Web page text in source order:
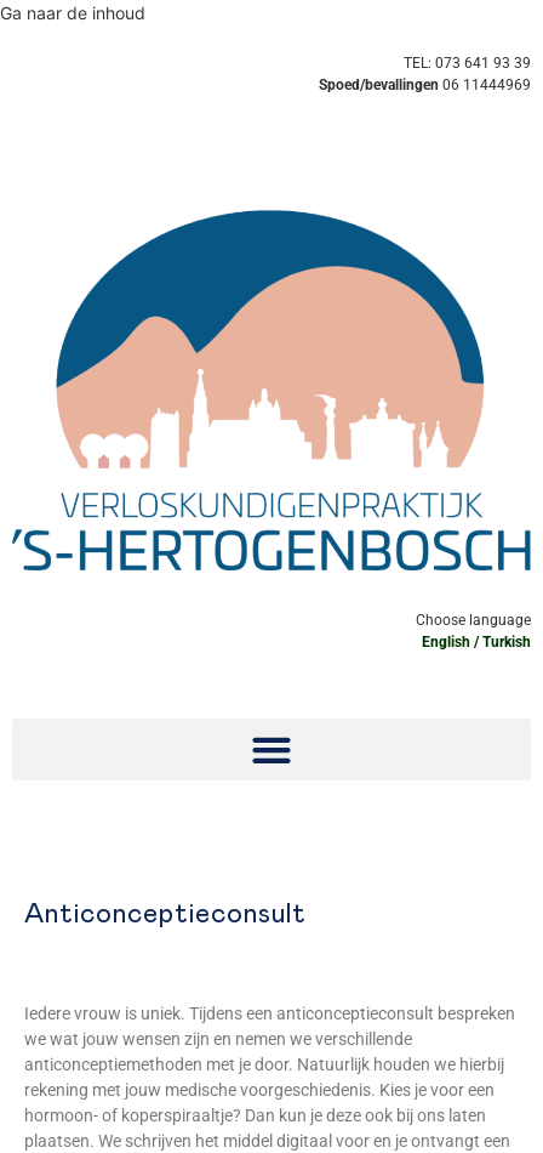
Ga naar de inhoud
TEL: 073 641 93 39
Spoed/bevallingen 06 11444969
Choose language
English /Turkish
Anticonceptieconsult
Iedere vrouw is uniek. Tijdens een anticonceptieconsult bespreken
we wat jouw wensen zijn en nemen we verschillende
anticonceptiemethoden met je door. Natuurlijk houden we hierbij
rekening met jouw medische voorgeschiedenis. Kies je voor een
hormoon- of koperspiraaltje? Dan kun je deze ook bij ons laten
plaatsen. We schrijven het middel digitaal voor en je ontvangt een